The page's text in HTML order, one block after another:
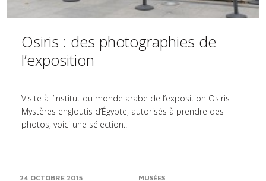
Osiris : des photographies de
l’exposition
Visite à l’Institut du monde arabe de l’exposition Osiris :
Mystères engloutis d’Égypte, autorisés à prendre des
photos, voici une sélection..
24 OCTOBRE 2015 MUSÉES